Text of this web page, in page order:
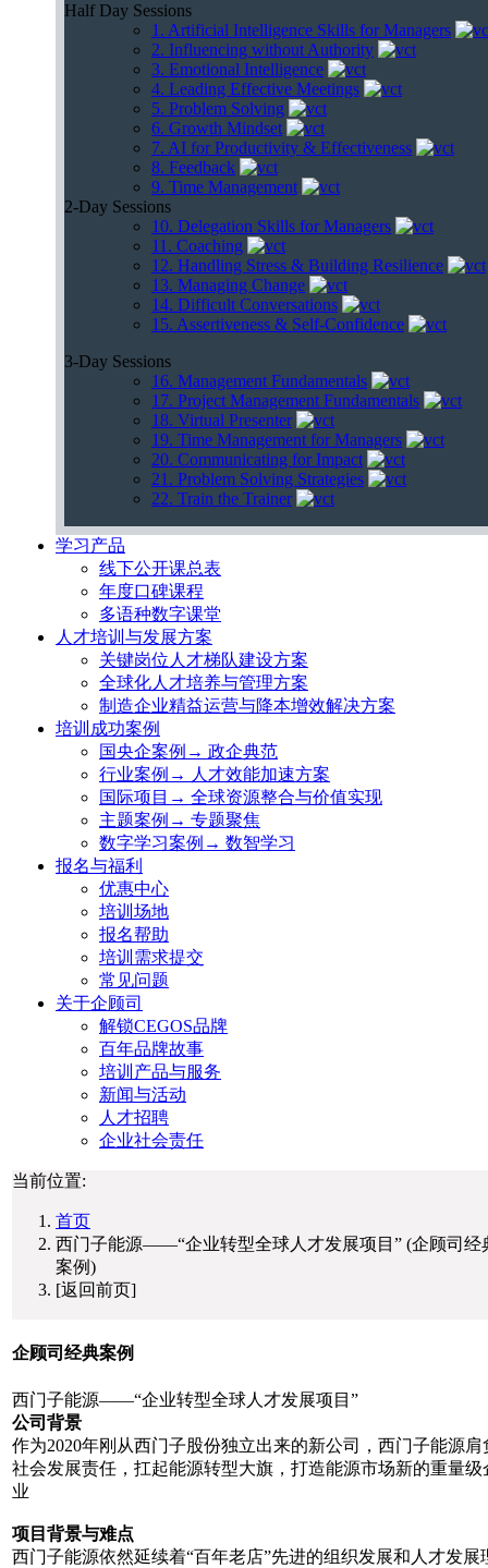
Half Day Sessions
1. Artificial Intelligence Skills for Managers
2. Influencing without Authority
3. Emotional Intelligence
4. Leading Effective Meetings
5. Problem Solving
6. Growth Mindset
7. AI for Productivity & Effectiveness
8. Feedback
9. Time Management
2-Day Sessions
10. Delegation Skills for Managers
11. Coaching
12. Handling Stress & Building Resilience
13. Managing Change
14. Difficult Conversations
15. Assertiveness & Self-Confidence
3-Day Sessions
16. Management Fundamentals
17. Project Management Fundamentals
18. Virtual Presenter
19. Time Management for Managers
20. Communicating for Impact
21. Problem Solving Strategies
22. Train the Trainer
学习产品
线下公开课总表
年度口碑课程
多语种数字课堂
人才培训与发展方案
关键岗位人才梯队建设方案
全球化人才培养与管理方案
制造企业精益运营与降本增效解决方案
培训成功案例
国央企案例→ 政企典范
行业案例→ 人才效能加速方案
国际项目→ 全球资源整合与价值实现
主题案例→ 专题聚焦
数字学习案例→ 数智学习
报名与福利
优惠中心
培训场地
报名帮助
培训需求提交
常见问题
关于企顾司
解锁CEGOS品牌
百年品牌故事
培训产品与服务
新闻与活动
人才招聘
企业社会责任
当前位置:
首页
西门子能源——“企业转型全球人才发展项目” (企顾司经
案例)
[返回前页]
企顾司经典案例
西门子能源——“企业转型全球人才发展项目”
公司背景
作为2020年刚从西门子股份独立出来的新公司，西门子能源肩
社会发展责任，扛起能源转型大旗，打造能源市场新的重量级
业
项目背景与难点
西门子能源依然延续着“百年老店”先进的组织发展和人才发展